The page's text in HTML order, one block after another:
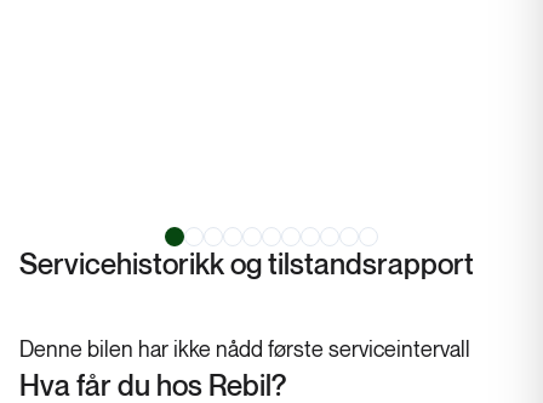
Servicehistorikk og tilstandsrapport
Denne bilen har ikke nådd første serviceintervall
Hva får du hos Rebil?